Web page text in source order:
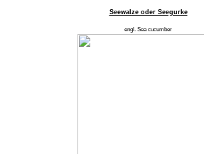
Seewalze oder Seegurke
engl. Sea cucumber